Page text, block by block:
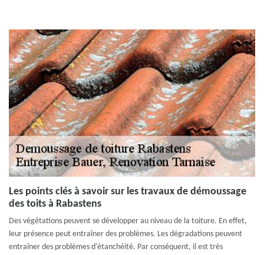
Les points clés à savoir sur les travaux de démoussage
des toits à Rabastens
Des végétations peuvent se développer au niveau de la toiture. En effet,
leur présence peut entraîner des problèmes. Les dégradations peuvent
entraîner des problèmes d'étanchéité. Par conséquent, il est très